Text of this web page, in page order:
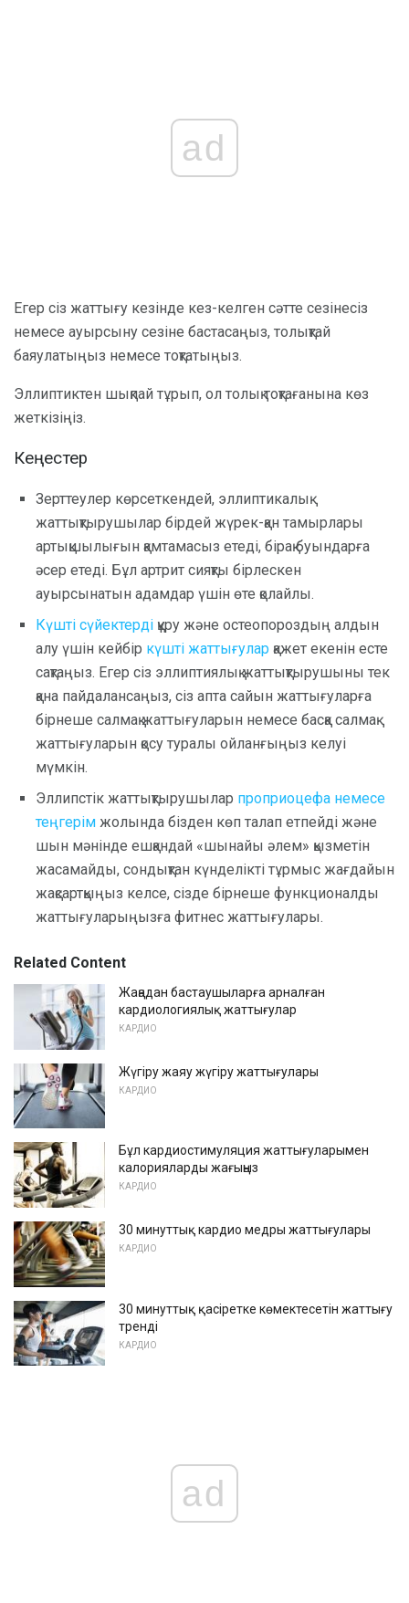
ad
Егер сіз жаттығу кезінде кез-келген сәтте сезінесіз
немесе ауырсыну сезіне бастасаңыз, толықтай
баяулатыңыз немесе тоқтатыңыз.
Эллиптиктен шықпай тұрып, ол толық тоқтағанына көз
жеткізіңіз.
Кеңестер
Зерттеулер көрсеткендей, эллиптикалық
жаттықтырушылар бірдей жүрек-қан тамырлары
артықшылығын қамтамасыз етеді, бірақ буындарға
әсер етеді. Бұл артрит сияқты бірлескен
ауырсынатын адамдар үшін өте қолайлы.
Күшті сүйектерді құру және остеопороздың алдын
алу үшін кейбір күшті жаттығулар қажет екенін есте
сақтаңыз. Егер сіз эллиптиялық жаттықтырушыны тек
қана пайдалансаңыз, сіз апта сайын жаттығуларға
бірнеше салмақ жаттығуларын немесе басқа салмақ
жаттығуларын қосу туралы ойланғыңыз келуі
мүмкін.
Эллипстік жаттықтырушылар проприоцефа немесе
теңгерім жолында бізден көп талап етпейді және
шын мәнінде ешқандай «шынайы әлем» қызметін
жасамайды, сондықтан күнделікті тұрмыс жағдайын
жақсартқыңыз келсе, сізде бірнеше функционалды
жаттығуларыңызға фитнес жаттығулары.
Related Content
Жаңадан бастаушыларға арналған
кардиологиялық жаттығулар
КАРДИО
Жүгіру жаяу жүгіру жаттығулары
КАРДИО
Бұл кардиостимуляция жаттығуларымен
калорияларды жағыңыз
КАРДИО
30 минуттық кардио медры жаттығулары
КАРДИО
30 минуттық қасіретке көмектесетін жаттығу
тренді
КАРДИО
ad